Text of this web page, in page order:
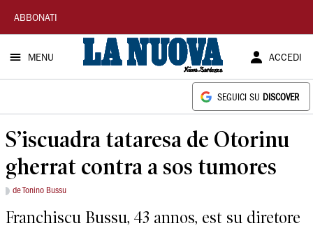
La
Nuova
Sardegna
ABBONATI
MENU ACCEDI
SEGUICI SU DISCOVER
S’iscuadra tataresa de Otorinu
gherrat contra a sos tumores
de Tonino Bussu
Franchiscu Bussu, 43 annos, est su diretore